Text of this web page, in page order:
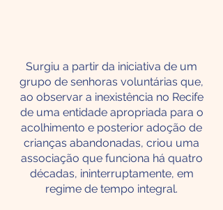
Surgiu a partir da iniciativa de um
grupo de senhoras voluntárias que,
ao observar a inexistência no Recife
de uma entidade apropriada para o
acolhimento e posterior adoção de
crianças abandonadas, criou uma
associação que funciona há quatro
décadas, ininterruptamente, em
regime de tempo integral.